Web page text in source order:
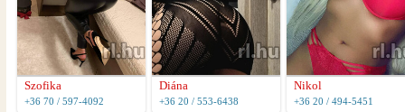
Szofika
+36 70 / 597-4092
Diána
+36 20 / 553-6438
Nikol
+36 20 / 494-5451